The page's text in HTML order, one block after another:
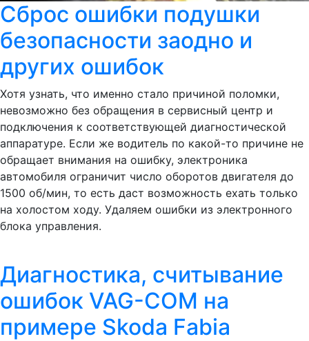
Сброс ошибки подушки
безопасности заодно и
других ошибок
Хотя узнать, что именно стало причиной поломки,
невозможно без обращения в сервисный центр и
подключения к соответствующей диагностической
аппаратуре. Если же водитель по какой-то причине не
обращает внимания на ошибку, электроника
автомобиля ограничит число оборотов двигателя до
1500 об/мин, то есть даст возможность ехать только
на холостом ходу. Удаляем ошибки из электронного
блока управления.
Диагностика, считывание
ошибок VAG-COM на
примере Skoda Fabia